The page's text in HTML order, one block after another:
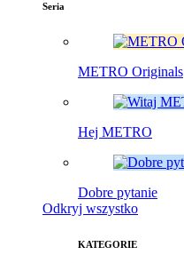
Seria
METRO Originals
Hej METRO
Dobre pytanie
Odkryj wszystko
KATEGORIE